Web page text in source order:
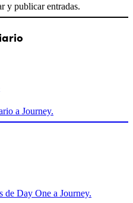
y publicar entradas.
a Journey.
de Day One a Journey.